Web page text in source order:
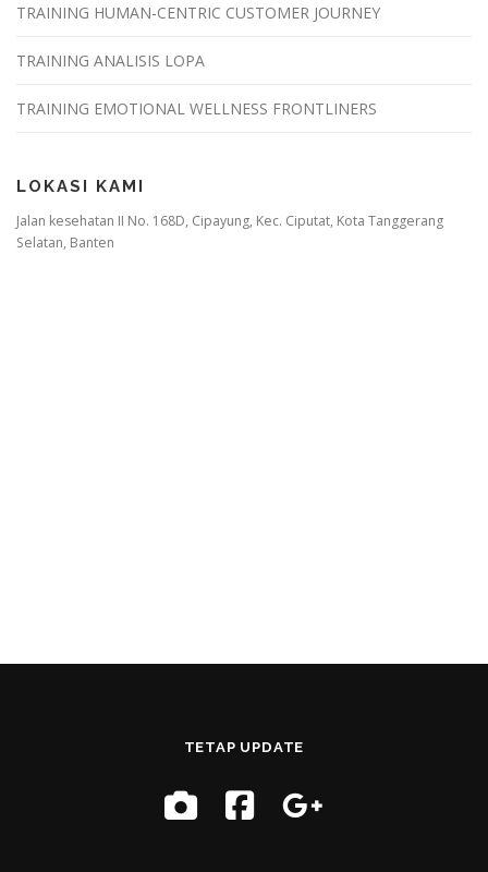
TRAINING HUMAN-CENTRIC CUSTOMER JOURNEY
TRAINING ANALISIS LOPA
TRAINING EMOTIONAL WELLNESS FRONTLINERS
LOKASI KAMI
Jalan kesehatan II No. 168D, Cipayung, Kec. Ciputat, Kota Tanggerang
Selatan, Banten
TETAP UPDATE